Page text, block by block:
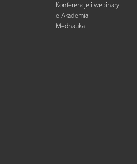
Konferencje i webinary
e-Akademia
Mednauka